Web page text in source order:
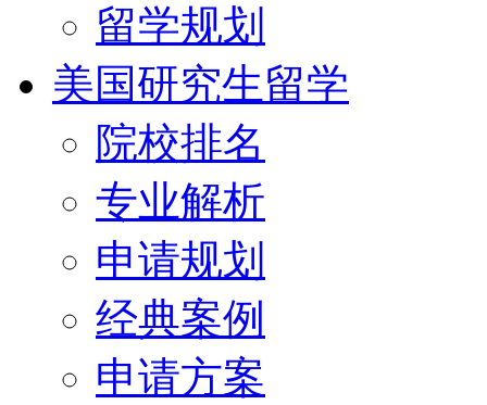
留学规划
美国研究生留学
院校排名
专业解析
申请规划
经典案例
申请方案